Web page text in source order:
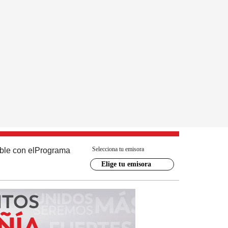
con el Programa Selecciona tu emisora
Elige tu emisora